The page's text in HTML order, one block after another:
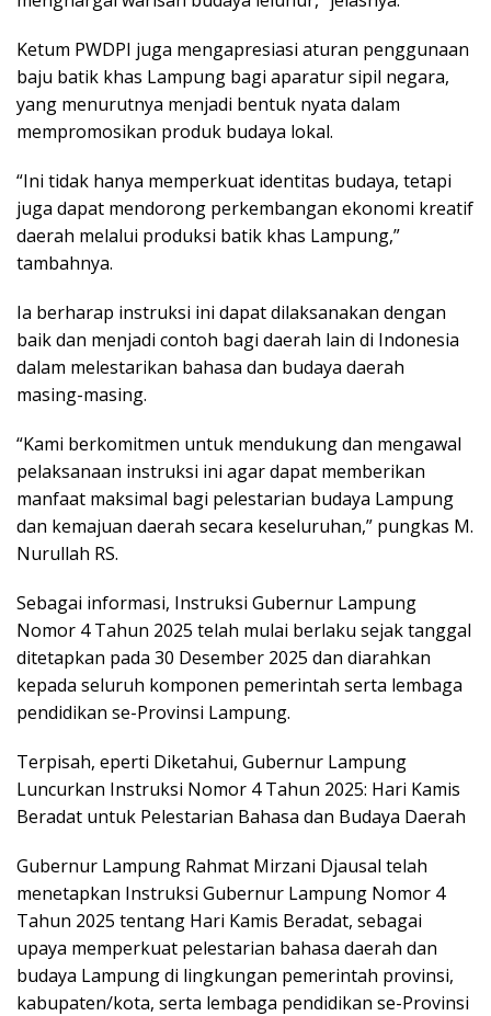
Ketum PWDPI juga mengapresiasi aturan penggunaan
baju batik khas Lampung bagi aparatur sipil negara,
yang menurutnya menjadi bentuk nyata dalam
mempromosikan produk budaya lokal.
“Ini tidak hanya memperkuat identitas budaya, tetapi
juga dapat mendorong perkembangan ekonomi kreatif
daerah melalui produksi batik khas Lampung,”
tambahnya.
Ia berharap instruksi ini dapat dilaksanakan dengan
baik dan menjadi contoh bagi daerah lain di Indonesia
dalam melestarikan bahasa dan budaya daerah
masing-masing.
“Kami berkomitmen untuk mendukung dan mengawal
pelaksanaan instruksi ini agar dapat memberikan
manfaat maksimal bagi pelestarian budaya Lampung
dan kemajuan daerah secara keseluruhan,” pungkas M.
Nurullah RS.
Sebagai informasi, Instruksi Gubernur Lampung
Nomor 4 Tahun 2025 telah mulai berlaku sejak tanggal
ditetapkan pada 30 Desember 2025 dan diarahkan
kepada seluruh komponen pemerintah serta lembaga
pendidikan se-Provinsi Lampung.
Terpisah, eperti Diketahui, Gubernur Lampung
Luncurkan Instruksi Nomor 4 Tahun 2025: Hari Kamis
Beradat untuk Pelestarian Bahasa dan Budaya Daerah
Gubernur Lampung Rahmat Mirzani Djausal telah
menetapkan Instruksi Gubernur Lampung Nomor 4
Tahun 2025 tentang Hari Kamis Beradat, sebagai
upaya memperkuat pelestarian bahasa daerah dan
budaya Lampung di lingkungan pemerintah provinsi,
kabupaten/kota, serta lembaga pendidikan se-Provinsi